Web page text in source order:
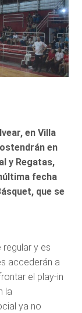
en Villa
en
y Regatas,
fecha
que se
regular y es
accederán a
el play-in
la
ya no